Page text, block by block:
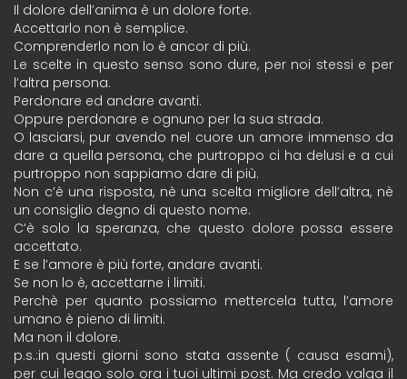
Il dolore dell’anima è un dolore forte.
Accettarlo non è semplice.
Comprenderlo non lo è ancor di più.
Le scelte in questo senso sono dure, per noi stessi e per
l’altra persona.
Perdonare ed andare avanti.
Oppure perdonare e ognuno per la sua strada.
O lasciarsi, pur avendo nel cuore un amore immenso da
dare a quella persona, che purtroppo ci ha delusi e a cui
purtroppo non sappiamo dare di più.
Non c’è una risposta, nè una scelta migliore dell’altra, nè
un consiglio degno di questo nome.
C’è solo la speranza, che questo dolore possa essere
accettato.
E se l’amore è più forte, andare avanti.
Se non lo è, accettarne i limiti.
Perchè per quanto possiamo mettercela tutta, l’amore
umano è pieno di limiti.
Ma non il dolore.
p.s.:in questi giorni sono stata assente ( causa esami),
per cui leggo solo ora i tuoi ultimi post. Ma credo valga il